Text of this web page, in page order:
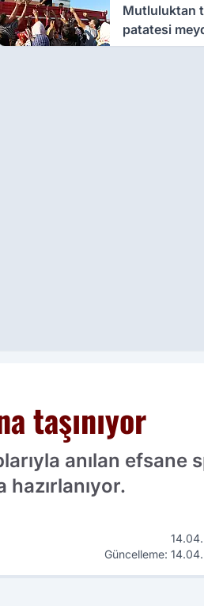
Mutluluktan
patatesi
dağıttı
taşınıyor
anılan efsane
Güncelleme: